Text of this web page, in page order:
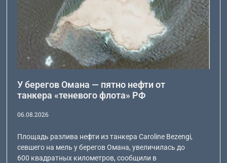
У берегов Омана — пятно нефти от
танкера «теневого флота» РФ
06.08.2026
Площадь разлива нефти из танкера Caroline Bezengi,
севшего на мель у берегов Омана, увеличилась до
600 квадратных километров, сообщили в